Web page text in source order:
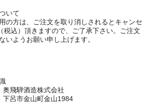
いて
の方は、ご注文を取り消しされるとキャンセ
税込）頂きますので、ご了承下さい。ご注文
いようお願い申し上げます。
奥飛騨酒造株式会社
下呂市金山町金山1984